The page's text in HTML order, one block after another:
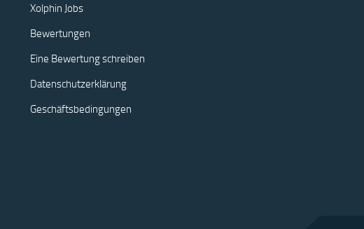
Xolphin Jobs
Bewertungen
Eine Bewertung schreiben
Datenschutzerklärung
Geschäftsbedingungen